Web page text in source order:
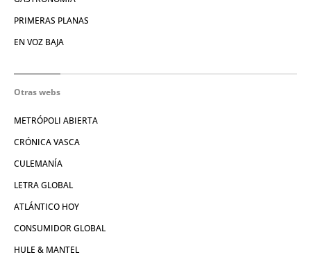
PRIMERAS PLANAS
EN VOZ BAJA
Otras webs
METRÓPOLI ABIERTA
CRÓNICA VASCA
CULEMANÍA
LETRA GLOBAL
ATLÁNTICO HOY
CONSUMIDOR GLOBAL
HULE & MANTEL